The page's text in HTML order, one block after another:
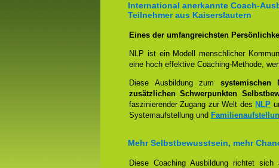
International anerkannte Coach-
Teilnehmer aus Kaiserslautern
Eines der umfangreichsten
NLP ist ein Modell menschlicher
eine hoch effektive Coaching-Methode,
Diese Ausbildung zum systemischen
zusätzlichen Schwerpunkten
faszinierender Zugang zur Welt des NLP
Systemaufstellung und
Mehr Selbstbewusstsein, mehr
Diese Coaching Ausbildung richtet sich